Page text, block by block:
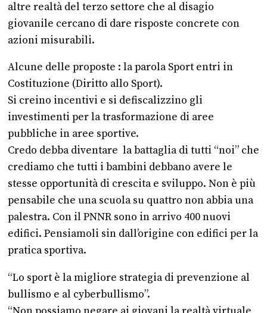
altre realtà del terzo settore che al disagio
giovanile cercano di dare risposte concrete con
azioni misurabili.
Alcune delle proposte : la parola Sport entri in
Costituzione (Diritto allo Sport).
Si creino incentivi e si defiscalizzino gli
investimenti per la trasformazione di aree
pubbliche in aree sportive.
Credo debba diventare la battaglia di tutti “noi” che
crediamo che tutti i bambini debbano avere le
stesse opportunità di crescita e sviluppo. Non è più
pensabile che una scuola su quattro non abbia una
palestra. Con il PNNR sono in arrivo 400 nuovi
edifici. Pensiamoli sin dall’origine con edifici per la
pratica sportiva.
“Lo sport è la migliore strategia di prevenzione al
bullismo e al cyberbullismo”.